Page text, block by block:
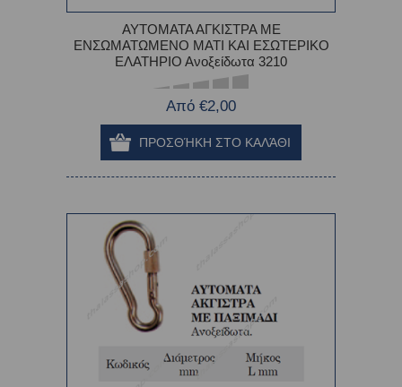
ΑΥΤΟΜΑΤΑ ΑΓΚΙΣΤΡΑ ΜΕ
ΕΝΣΩΜΑΤΩΜΕΝΟ ΜΑΤΙ ΚΑΙ ΕΣΩΤΕΡΙΚΟ
ΕΛΑΤΗΡΙΟ Ανοξείδωτα 3210
Από €2,00